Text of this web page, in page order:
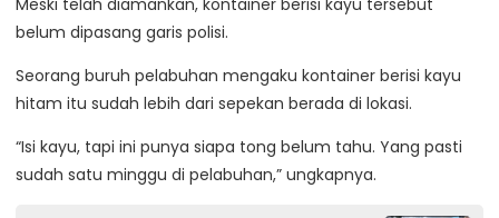
Meski telah diamankan, kontainer berisi kayu tersebut
belum dipasang garis polisi.
Seorang buruh pelabuhan mengaku kontainer berisi kayu
hitam itu sudah lebih dari sepekan berada di lokasi.
“Isi kayu, tapi ini punya siapa tong belum tahu. Yang pasti
sudah satu minggu di pelabuhan,” ungkapnya.